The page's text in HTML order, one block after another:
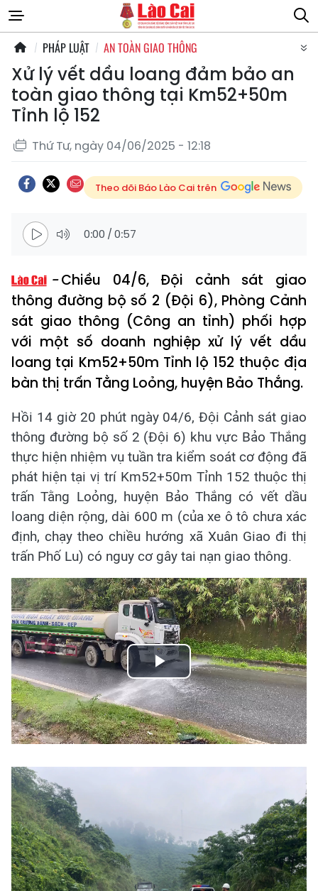
PHÁP LUẬT AN TOÀN GIAO THÔNG
Xử lý vết dầu loang đảm bảo an
toàn giao thông tại Km52+50m
Tỉnh lộ 152
Thứ Tư, ngày 04/06/2025 - 12:18
Theo dõi Báo Lào Cai trên
0:00 /0:57
Chiều 04/6, Đội cảnh sát giao
thông đường bộ số 2 (Đội 6), Phòng Cảnh
sát giao thông (Công an tỉnh) phối hợp
với một số doanh nghiệp xử lý vết dầu
loang tại Km52+50m Tỉnh lộ 152 thuộc địa
bàn thị trấn Tằng Loỏng, huyện Bảo Thắng.
Hồi 14 giờ 20 phút ngày 04/6, Đội Cảnh sát giao
thông đường bộ số 2 (Đội 6) khu vực Bảo Thắng
thực hiện nhiệm vụ tuần tra kiểm soát cơ động đã
phát hiện tại vị trí Km52+50m Tỉnh 152 thuộc thị
trấn Tằng Loỏng, huyện Bảo Thắng có vết dầu
loang diện rộng, dài 600 m (của xe ô tô chưa xác
định, chạy theo chiều hướng xã Xuân Giao đi thị
trấn Phố Lu) có nguy cơ gây tai nạn giao thông.
Play
Video